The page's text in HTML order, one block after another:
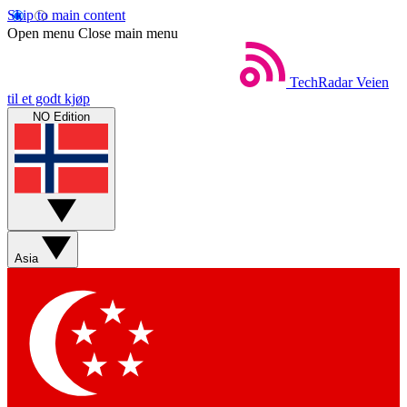
Skip to main content
Open menu Close main menu
TechRadar Veien
til et godt kjøp
NO Edition
Asia